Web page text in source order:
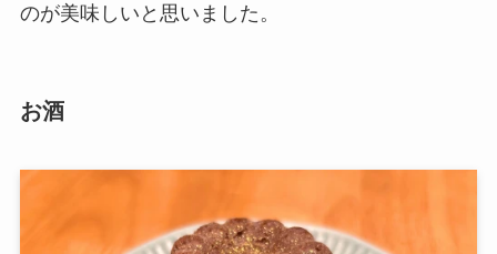
のが美味しいと思いました。
お酒